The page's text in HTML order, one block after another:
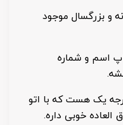
و بزرگسال موجود
اسم و شماره
یک هست که با اتو
خوبی داره.